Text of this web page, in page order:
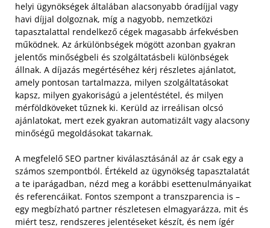
helyi ügynökségek általában alacsonyabb óradíjjal vagy
havi díjjal dolgoznak, míg a nagyobb, nemzetközi
tapasztalattal rendelkező cégek magasabb árfekvésben
működnek. Az árkülönbségek mögött azonban gyakran
jelentős minőségbeli és szolgáltatásbeli különbségek
állnak. A díjazás megértéséhez kérj részletes ajánlatot,
amely pontosan tartalmazza, milyen szolgáltatásokat
kapsz, milyen gyakoriságú a jelentéstétel, és milyen
mérföldköveket tűznek ki. Kerüld az irreálisan olcsó
ajánlatokat, mert ezek gyakran automatizált vagy alacsony
minőségű megoldásokat takarnak.
A megfelelő SEO partner kiválasztásánál az ár csak egy a
számos szempontból. Értékeld az ügynökség tapasztalatát
a te iparágadban, nézd meg a korábbi esettenulmányaikat
és referencáikat. Fontos szempont a transzparencia is –
egy megbízható partner részletesen elmagyarázza, mit és
miért tesz, rendszeres jelentéseket készít, és nem ígér